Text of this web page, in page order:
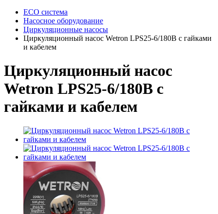
ECO система
Насосное оборудование
Циркуляционные насосы
Циркуляционный насос Wetron LPS25-6/180B с гайками
и кабелем
Циркуляционный насос
Wetron LPS25-6/180B с
гайками и кабелем